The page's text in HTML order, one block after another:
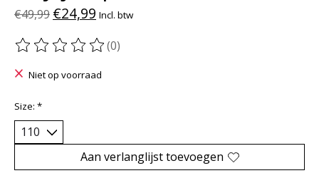
€49,99 €24,99 Incl. btw
De beoordeling van dit product is
(0)
Niet op voorraad
Size: *
Aan verlanglijst toevoegen